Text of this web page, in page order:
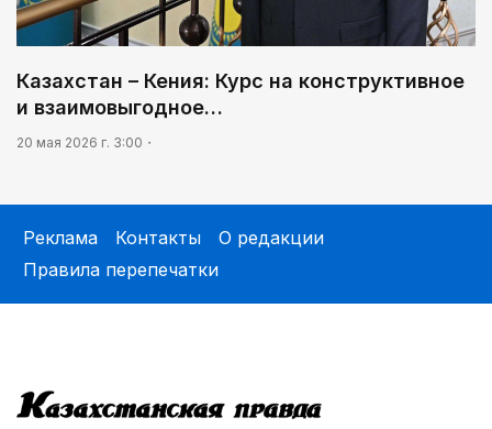
Казахстан – Кения: Курс на конструктивное
и взаимовыгодное…
20 мая 2026 г. 3:00
Реклама Контакты
О редакции
Правила перепечатки